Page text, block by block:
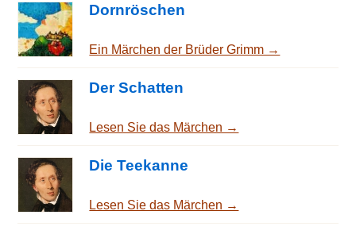
Dornröschen
Ein Märchen der Brüder Grimm →
Der Schatten
Lesen Sie das Märchen →
Die Teekanne
Lesen Sie das Märchen →